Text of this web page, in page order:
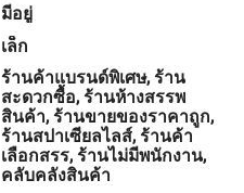
มีอยู่
เล็ก
ร้านค้าแบรนด์พิเศษ, ร้าน
สะดวกซื้อ, ร้านห้างสรรพ
สินค้า, ร้านขายของราคาถูก,
ร้านสปาเซียลไลส์, ร้านค้า
เลือกสรร, ร้านไม่มีพนักงาน,
คลับคลังสินค้า